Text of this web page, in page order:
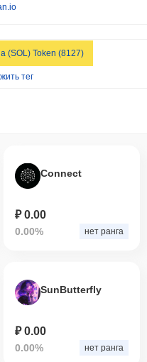
(SOL) Token (8127)
тег
Connect
₽ 0.00
0.00% нет ранга
SunButterfly
₽ 0.00
0.00% нет ранга